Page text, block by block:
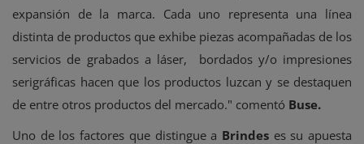
expansión de la marca. Cada uno representa una línea
distinta de productos que exhibe piezas acompañadas de los
servicios de grabados a láser, bordados y/o impresiones
serigráficas hacen que los productos luzcan y se destaquen
de entre otros productos del mercado." comentó Buse.
Uno de los factores que distingue a Brindeses su apuesta